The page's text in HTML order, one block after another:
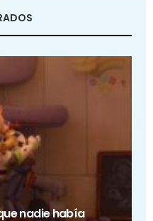
nadie había